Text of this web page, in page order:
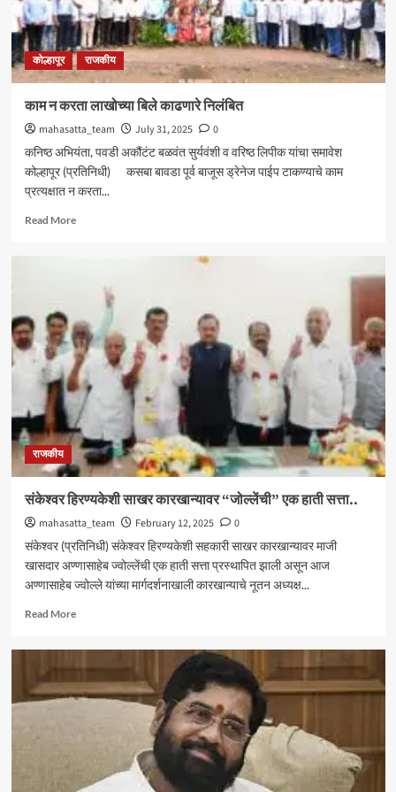
आमदार
शशिकला
जोल्ले_
कोल्हापूर राजकीय
काम न करता लाखोच्या बिले काढणारे निलंबित
mahasatta_team July 31, 2025
0
कनिष्ठ अभियंता, पवडी अकौंटंट बळवंत सुर्यवंशी व वरिष्ठ लिपीक यांचा समावेश
कोल्हापूर (प्रतिनिधी) कसबा बावडा पूर्व बाजूस ड्रेनेज पाईप टाकण्याचे काम
प्रत्यक्षात न करता...
Read MoreRead
लाखोच्या
बिले
काढणारे
निलंबित
राजकीय
संकेश्वर हिरण्यकेशी साखर कारखान्यावर “जोल्लेंची” एक हाती सत्ता..
mahasatta_team February 12, 2025
0
संकेश्वर (प्रतिनिधी) संकेश्वर हिरण्यकेशी सहकारी साखर कारखान्यावर माजी
खासदार अण्णासाहेब ज्वोल्लेंची एक हाती सत्ता प्रस्थापित झाली असून आज
अण्णासाहेब ज्वोल्ले यांच्या मार्गदर्शनाखाली कारखान्याचे नूतन अध्यक्ष...
Read MoreRead
साखर
सत्ता..